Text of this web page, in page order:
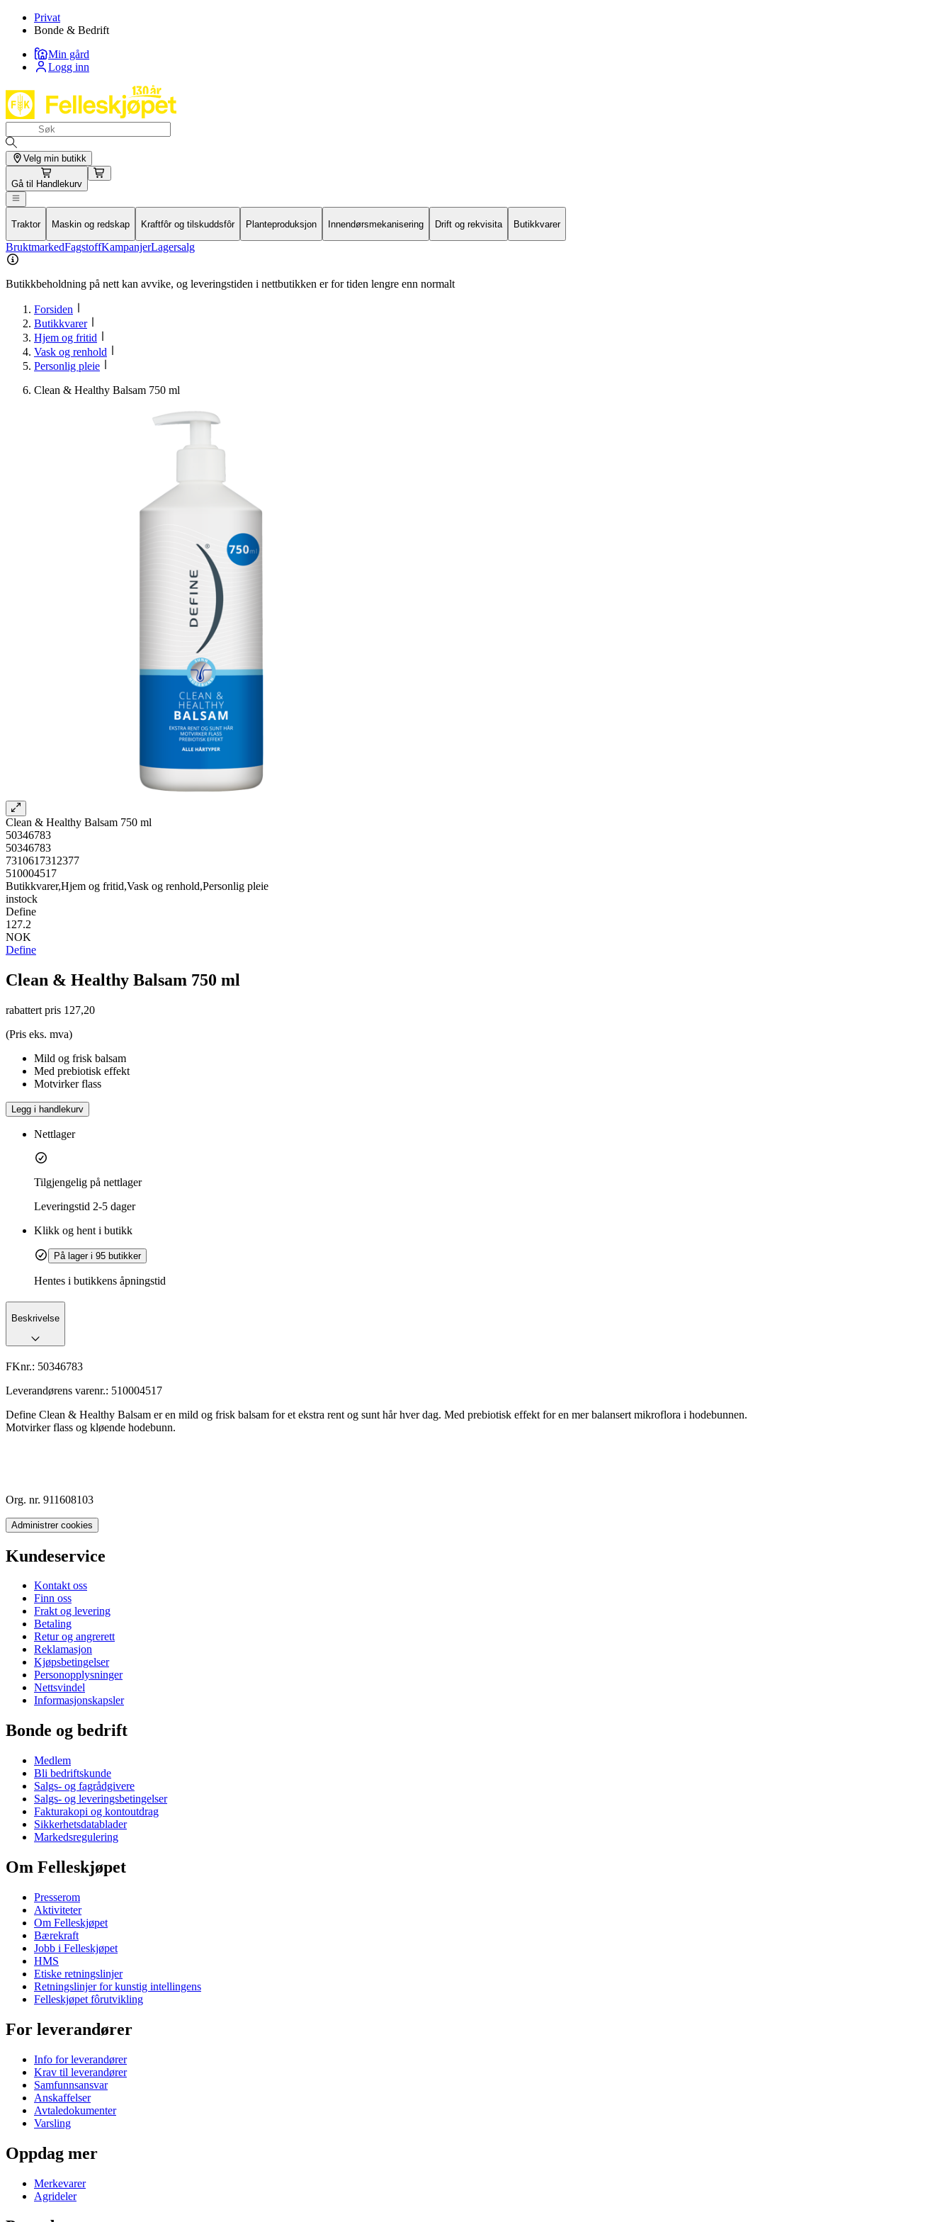
Privat
Bonde & Bedrift
Min gård
Logg inn
Velg min butikk
Gå til Handlekurv
Traktor Maskin og redskap Kraftfôr og tilskuddsfôr Planteproduksjon Innendørsmekanisering Drift og rekvisita Butikkvarer
BruktmarkedFagstoffKampanjerLagersalg
Butikkbeholdning på nett kan avvike, og leveringstiden i nettbutikken er for tiden lengre enn normalt
Forsiden
Butikkvarer
Hjem og fritid
Vask og renhold
Personlig pleie
Clean & Healthy Balsam 750 ml
Clean & Healthy Balsam 750 ml
50346783
50346783
7310617312377
510004517
Butikkvarer,Hjem og fritid,Vask og renhold,Personlig pleie
instock
Define
127.2
NOK
Define
Clean & Healthy Balsam 750 ml
rabattert pris 127,20
(Pris eks. mva)
Mild og frisk balsam
Med prebiotisk effekt
Motvirker flass
Legg i handlekurv
Nettlager
Tilgjengelig på nettlager
Leveringstid 2-5 dager
Klikk og hent i butikk
På lager i 95 butikker
Hentes i butikkens åpningstid
Beskrivelse
FKnr.: 50346783
Leverandørens varenr.: 510004517
Define Clean & Healthy Balsam er en mild og frisk balsam for et ekstra rent og sunt hår hver dag. Med prebiotisk effekt for en mer balansert mikroflora i hodebunnen.
Motvirker flass og kløende hodebunn.
Org. nr. 911608103
Administrer cookies
Kundeservice
Kontakt oss
Finn oss
Frakt og levering
Betaling
Retur og angrerett
Reklamasjon
Kjøpsbetingelser
Personopplysninger
Nettsvindel
Informasjonskapsler
Bonde og bedrift
Medlem
Bli bedriftskunde
Salgs- og fagrådgivere
Salgs- og leveringsbetingelser
Fakturakopi og kontoutdrag
Sikkerhetsdatablader
Markedsregulering
Om Felleskjøpet
Presserom
Aktiviteter
Om Felleskjøpet
Bærekraft
Jobb i Felleskjøpet
HMS
Etiske retningslinjer
Retningslinjer for kunstig intellingens
Felleskjøpet fôrutvikling
For leverandører
Info for leverandører
Krav til leverandører
Samfunnsansvar
Anskaffelser
Avtaledokumenter
Varsling
Oppdag mer
Merkevarer
Agrideler